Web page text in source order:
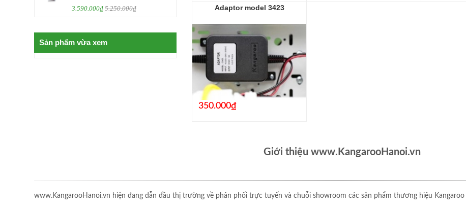
Adaptor model 3423
350.000₫
3.590.000₫ 5.250.000₫
Sản phẩm vừa xem
Giới thiệu www.KangarooHanoi.vn
www.KangarooHanoi.vn hiện đang dẫn đầu thị trường về phân phối trực tuyến và chuỗi showroom các sản phẩm thương hiệu